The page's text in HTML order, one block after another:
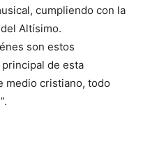
cumpliendo con la
Altísimo.
son estos
principal de esta
medio cristiano, todo